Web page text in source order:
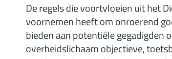
De regels die voortvloeien uit het
voornemen heeft om onroerend
bieden aan potentiële gegadigden
overheidslichaam objectieve,